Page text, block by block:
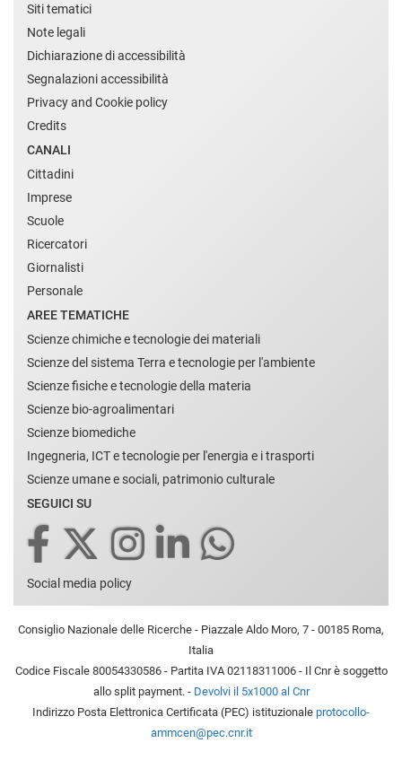
Siti tematici
Note legali
Dichiarazione di accessibilità
Segnalazioni accessibilità
Privacy and Cookie policy
Credits
CANALI
Cittadini
Imprese
Scuole
Ricercatori
Giornalisti
Personale
AREE TEMATICHE
Scienze chimiche e tecnologie dei materiali
Scienze del sistema Terra e tecnologie per l'ambiente
Scienze fisiche e tecnologie della materia
Scienze bio-agroalimentari
Scienze biomediche
Ingegneria, ICT e tecnologie per l'energia e i trasporti
Scienze umane e sociali, patrimonio culturale
SEGUICI SU
Social media policy
Consiglio Nazionale delle Ricerche - Piazzale Aldo Moro, 7 - 00185 Roma,
Italia
Codice Fiscale 80054330586 - Partita IVA 02118311006 - Il Cnr è soggetto
allo split payment. - Devolvi il 5x1000 al Cnr
Indirizzo Posta Elettronica Certificata (PEC) istituzionale protocollo-
ammcen@pec.cnr.it